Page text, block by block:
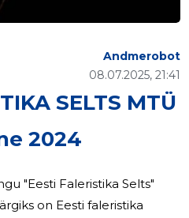
SELTS MTÜ
2024
08.07.2025, 21:41
Andmerobot
"Eesti Faleristika Selts"
on Eesti faleristika